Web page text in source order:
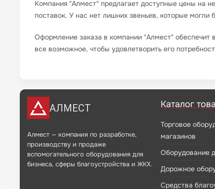
Компания "Алмест" предлагает доступные цены на
поставок. У нас нет лишних звеньев, которые могли
Оформление заказа в компании "Алмест"
все возможное, чтобы удовлетворить его
АЛМЕСТ
Алмест — компания по разработке,
производству и продаже
вспомогательного оборудования для
бизнеса, сферы благоустройства и ЖКХ.
Каталог
Торговое
магазинов
Оборудование
Дорожное
Средства